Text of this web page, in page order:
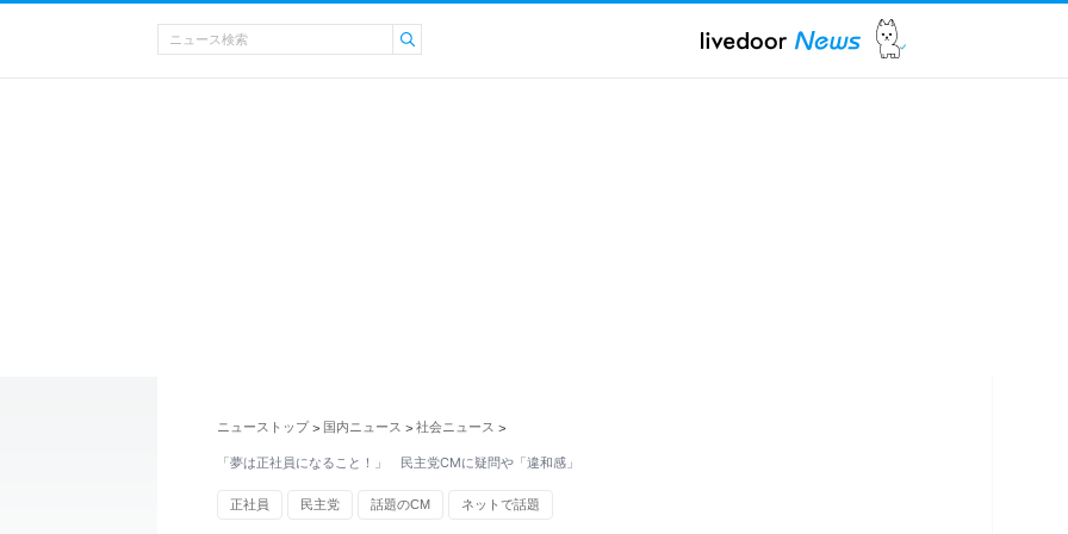
ニューストップ > 国内ニュース > 社会ニュース >
「夢は正社員になること！」 民主党CMに疑問や「違和感」
正社員 民主党 話題のCM ネットで話題